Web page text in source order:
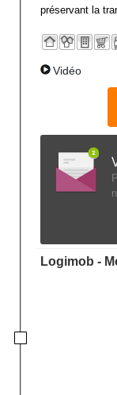
préservant la
Vidéo
Logimob -